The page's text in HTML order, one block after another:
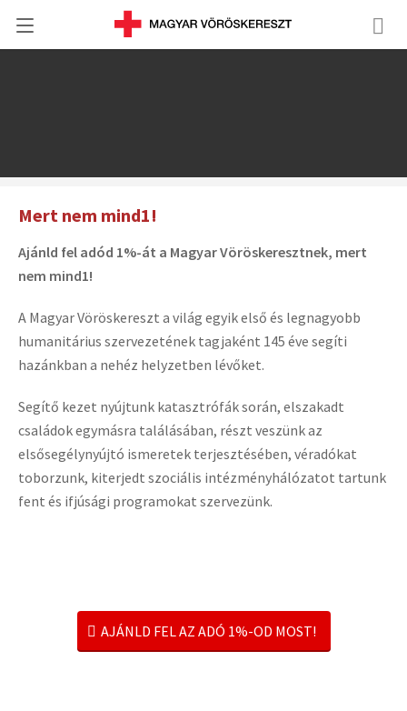
Mert nem mind1!
Ajánld fel adód 1%-át a Magyar Vöröskeresztnek, mert
nem mind1!
A Magyar Vöröskereszt a világ egyik első és legnagyobb
humanitárius szervezetének tagjaként 145 éve segíti
hazánkban a nehéz helyzetben lévőket.
Segítő kezet nyújtunk katasztrófák során, elszakadt
családok egymásra találásában, részt veszünk az
elsősegélynyújtó ismeretek terjesztésében, véradókat
toborzunk, kiterjedt szociális intézményhálózatot tartunk
fent és ifjúsági programokat szervezünk.
AJÁNLD FEL AZ ADÓ 1%-OD MOST!